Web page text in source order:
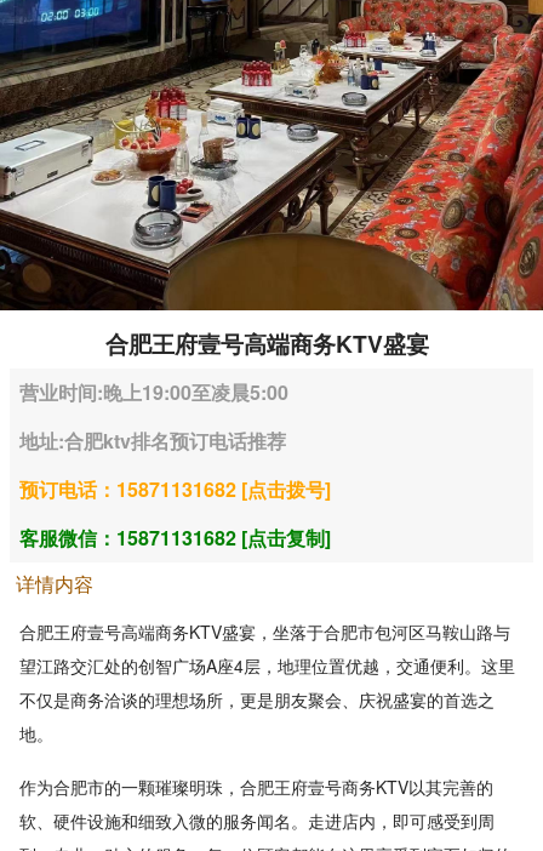
合肥王府壹号高端商务KTV盛宴
营业时间:晚上19:00至凌晨5:00
地址:合肥ktv排名预订电话推荐
预订电话：15871131682 [点击拨号]
客服微信：15871131682 [点击复制]
详情内容
合肥王府壹号高端商务KTV盛宴，坐落于合肥市包河区马鞍山路与
望江路交汇处的创智广场A座4层，地理位置优越，交通便利。这里
不仅是商务洽谈的理想场所，更是朋友聚会、庆祝盛宴的首选之
地。
作为合肥市的一颗璀璨明珠，合肥王府壹号商务KTV以其完善的
软、硬件设施和细致入微的服务闻名。走进店内，即可感受到周